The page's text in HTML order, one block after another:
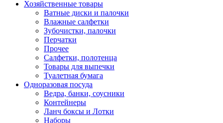
Хозяйственные товары
Ватные диски и палочки
Влажные салфетки
Зубочистки, палочки
Перчатки
Прочее
Салфетки, полотенца
Товары для выпечки
Туалетная бумага
Одноразовая посуда
Ведра, банки, соусники
Контейнеры
Ланч боксы и Лотки
Наборы